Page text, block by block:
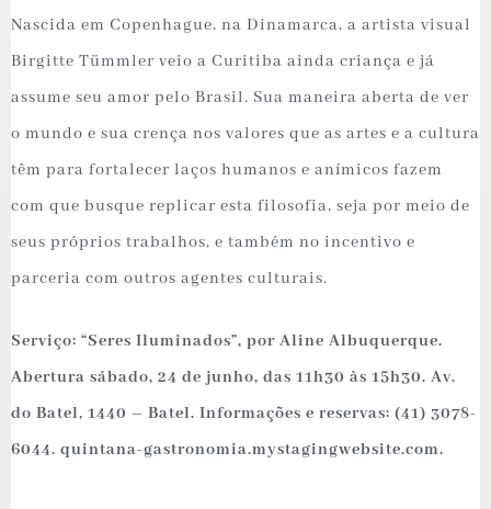
Nascida em Copenhague, na Dinamarca, a artista visual
Birgitte Tümmler veio a Curitiba ainda criança e já
assume seu amor pelo Brasil. Sua maneira aberta de ver
o mundo e sua crença nos valores que as artes e a cultura
têm para fortalecer laços humanos e anímicos fazem
com que busque replicar esta filosofia, seja por meio de
seus próprios trabalhos, e também no incentivo e
parceria com outros agentes culturais.
Serviço: “Seres Iluminados”, por Aline Albuquerque.
Abertura sábado, 24 de junho, das 11h30 às 15h30. Av.
do Batel, 1440 – Batel. Informações e reservas: (41) 3078-
6044. quintana-gastronomia.mystagingwebsite.com.